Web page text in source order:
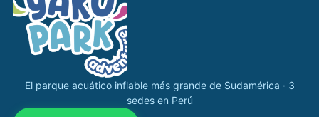
El parque acuático inflable más grande de Sudamérica · 3
sedes en Perú